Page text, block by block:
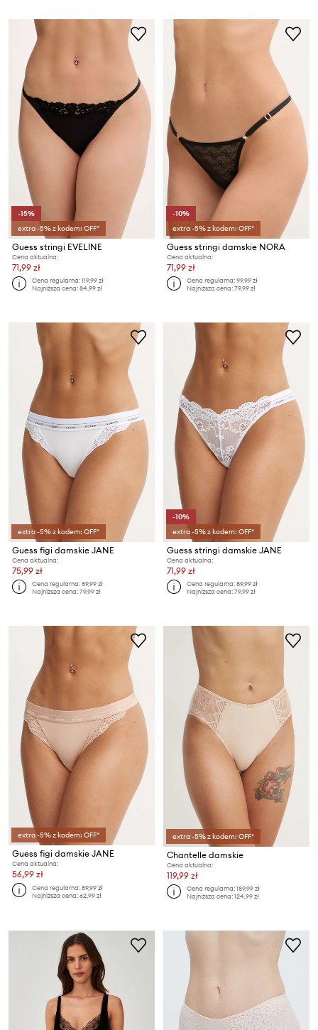
-15%
extra -5% z kodem: OFF*
Guess stringi EVELINE
Cena aktualna:
71,99 zł
Cena regularna:119,99 zł
Najniższa cena:84,99 zł
-10%
extra -5% z kodem: OFF*
Guess stringi damskie NORA
Cena aktualna:
71,99 zł
Cena regularna:99,99 zł
Najniższa cena:79,99 zł
extra -5% z kodem: OFF*
Guess figi damskie JANE
Cena aktualna:
75,99 zł
Cena regularna:89,99 zł
Najniższa cena:79,99 zł
-10%
extra -5% z kodem: OFF*
Guess stringi damskie JANE
Cena aktualna:
71,99 zł
Cena regularna:89,99 zł
Najniższa cena:79,99 zł
extra -5% z kodem: OFF*
Guess figi damskie JANE
Cena aktualna:
56,99 zł
Cena regularna:89,99 zł
Najniższa cena:62,99 zł
extra -5% z kodem: OFF*
Chantelle damskie
Cena aktualna:
119,99 zł
Cena regularna:189,99 zł
Najniższa cena:124,99 zł